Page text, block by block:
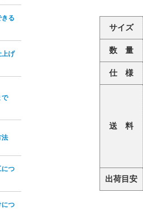
る
上げ
で
法
につ
につ
サイズ
数 量
仕 様
送 料
出荷目安